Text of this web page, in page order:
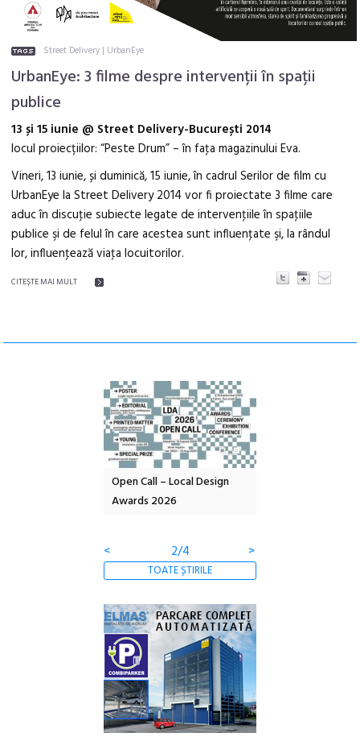
Street Delivery | UrbanEye
UrbanEye: 3 filme despre intervenții în spații
publice
13 și 15 iunie @ Street Delivery-București 2014
locul proiecțiilor: “Peste Drum” – în faţa magazinului Eva.
Vineri, 13 iunie, și duminică, 15 iunie, în cadrul Serilor de film cu
UrbanEye la Street Delivery 2014 vor fi proiectate 3 filme care
aduc în discuţie subiecte legate de intervenţiile în spaţiile
publice şi de felul în care acestea sunt influenţate şi, la rândul
lor, influenţează viaţa locuitorilor.
CITEŞTE MAI MULT
Open Call – Local Design
Anuala de artă urbană
Artown NOW #5:
<
3/4 >
TOATE ȘTIRILE